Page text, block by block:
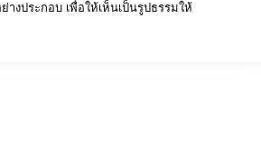
งประกอบ เพื่อให้เห็นเป็นรูปธรรมให้